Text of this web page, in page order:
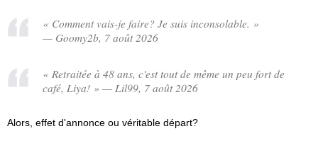
« Comment vais-je faire? Je suis inconsolable. »
— Goomy2b, 7 août 2026
« Retraitée à 48 ans, c'est tout de même un peu fort de
café, Liya! » — Lil99, 7 août 2026
Alors, effet d'annonce ou véritable départ?